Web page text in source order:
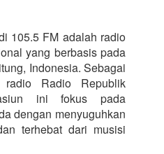
105.5 FM adalah radio
yang berbasis pada
Indonesia. Sebagai
Radio Republik
ini fokus pada
dengan menyuguhkan
terhebat dari musisi